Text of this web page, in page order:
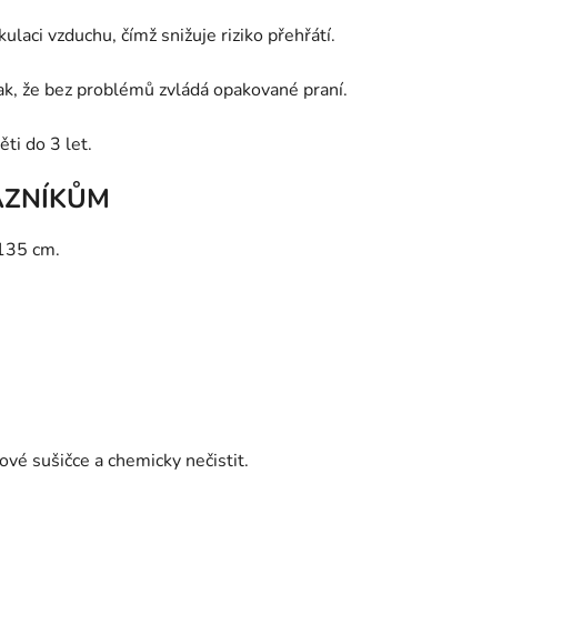
vzduchu, čímž snižuje riziko přehřátí.
že bez problémů zvládá opakované praní.
do 3 let.
cm.
sušičce a chemicky nečistit.